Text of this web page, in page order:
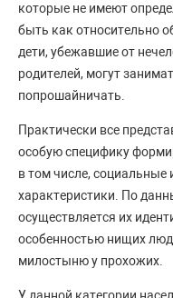
которые не имеют
быть как относительно
дети, убежавшие от
родителей, могут
попрошайничать.
Практически все
особую специфику
в том числе, социальные
характеристики. По
осуществляется их
особенностью нищих
милостыню у прохожих.